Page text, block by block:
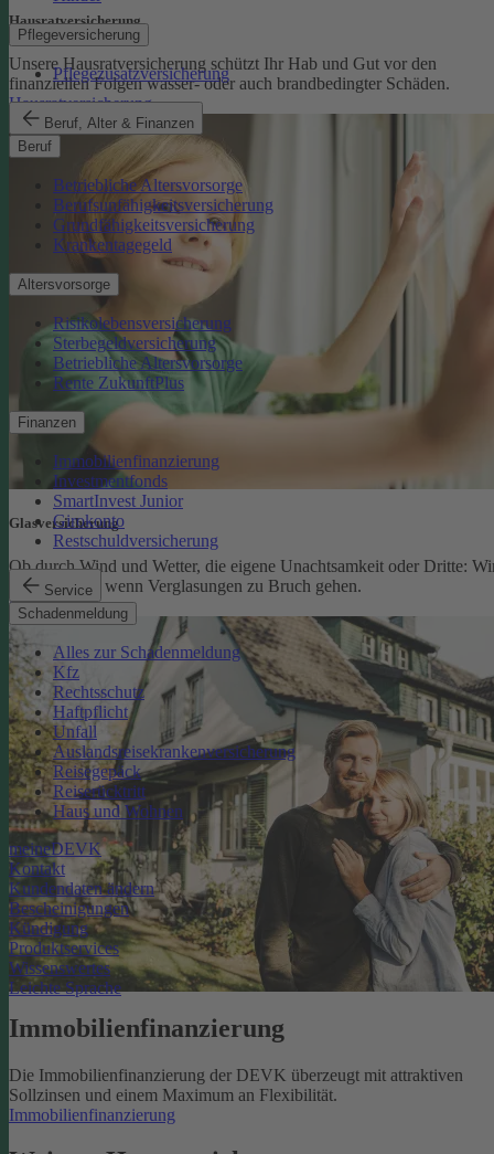
Pflegeversicherung
Pflegezusatzversicherung
Beruf, Alter & Finanzen
Beruf
Betriebliche Altersvorsorge
Berufsunfähigkeitsversicherung
Grundfähigkeitsversicherung
Krankentagegeld
Altersvorsorge
Risikolebensversicherung
Sterbegeldversicherung
Betriebliche Altersvorsorge
Rente ZukunftPlus
Finanzen
Immobilienfinanzierung
Investmentfonds
SmartInvest Junior
Girokonto
Restschuldversicherung
Service
Schadenmeldung
Alles zur Schadenmeldung
Kfz
Rechtsschutz
Haftpflicht
Unfall
Auslandsreisekrankenversicherung
Reisegepäck
Reiserücktritt
Haus und Wohnen
meineDEVK
Kontakt
Kundendaten ändern
Bescheinigungen
Kündigung
Produktservices
Wissenswertes
Leichte Sprache
Hausratversicherung
Unsere Hausratversicherung schützt Ihr Hab und Gut vor den
finanziellen Folgen wasser- oder auch brandbedingter Schäden.
Hausratversicherung
Glasversicherung
Ob durch Wind und Wetter, die eigene Unachtsamkeit oder Dritte:
schützen Sie, wenn Verglasungen zu Bruch gehen.
Glasversicherung
Immobilienfinanzierung
Die Immobilienfinanzierung der DEVK überzeugt mit attraktiven
Sollzinsen und einem Maximum an Flexibilität.
Immobilienfinanzierung